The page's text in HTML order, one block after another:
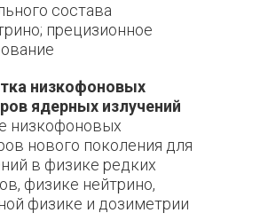
состава
прецизионное
низкофоновых
ядерных излучений
низкофоновых
нового поколения для
в физике редких
физике нейтрино,
физике и дозиметрии